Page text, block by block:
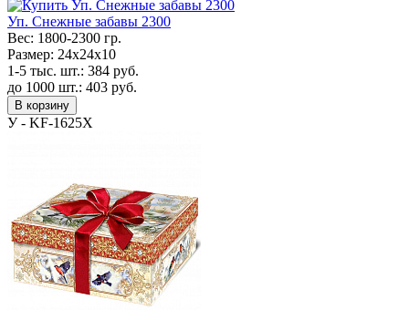
Уп. Снежные забавы 2300
Вес: 1800-2300 гр.
Размер: 24х24х10
1-5 тыс. шт.: 384 руб.
до 1000 шт.: 403 руб.
В корзину
У - KF-1625Х